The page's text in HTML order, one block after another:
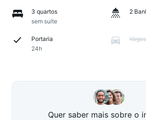
3 quartos
sem suíte
2
Portaria
24h
Vagas
Quer saber mais sobre o